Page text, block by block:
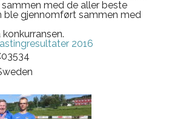
med de aller beste
ble gjennomført sammen med
2016